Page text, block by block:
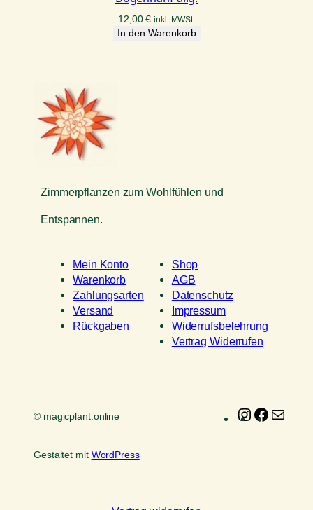
12,00€ inkl. MWSt.
In den Warenkorb
Zimmerpflanzen zum Wohlfühlen und
Entspannen.
Mein Konto
Warenkorb
Zahlungsarten
Versand
Rückgaben
Shop
AGB
Datenschutz
Impressum
Widerrufsbelehrung
Vertrag Widerrufen
© magicplant.online Instagram
Gestaltet mit WordPress